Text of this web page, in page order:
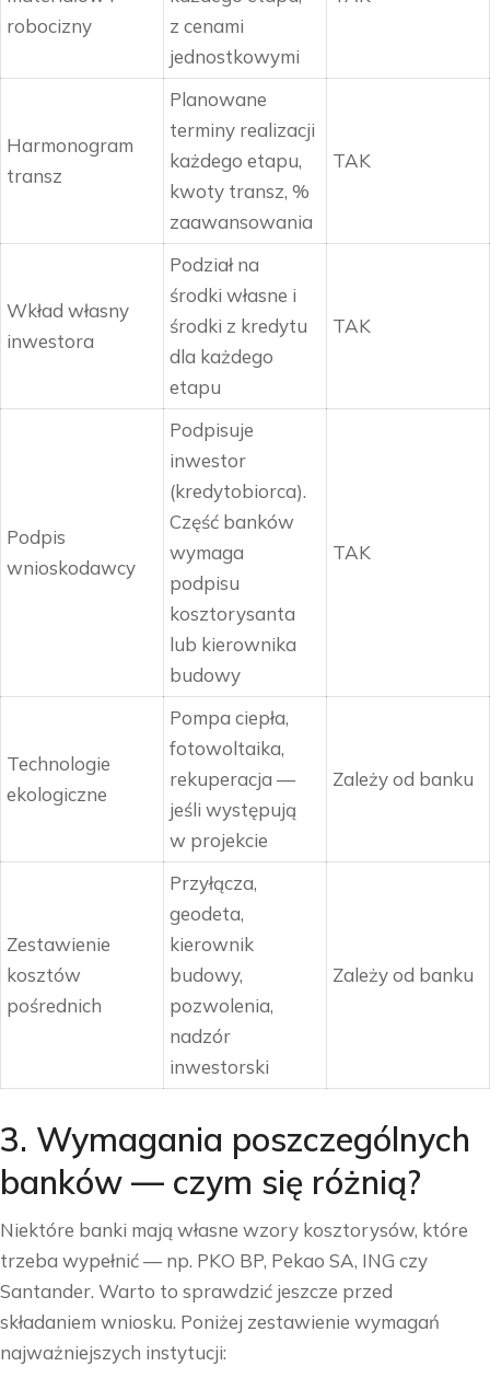
robocizny
z cenami
jednostkowymi
Harmonogram
transz
Planowane
terminy realizacji
każdego etapu,
kwoty transz, %
zaawansowania
TAK
Wkład własny
inwestora
Podział na
środki własne i
środki z kredytu
dla każdego
etapu
TAK
Podpis
wnioskodawcy
Podpisuje
inwestor
(kredytobiorca).
Część banków
wymaga
podpisu
kosztorysanta
lub kierownika
budowy
TAK
Technologie
ekologiczne
Pompa ciepła,
fotowoltaika,
rekuperacja —
jeśli występują
w projekcie
Zależy od banku
Zestawienie
kosztów
pośrednich
Przyłącza,
geodeta,
kierownik
budowy,
pozwolenia,
nadzór
inwestorski
Zależy od banku
3. Wymagania poszczególnych
banków — czym się różnią?
Niektóre banki mają własne wzory kosztorysów, które
trzeba wypełnić — np. PKO BP, Pekao SA, ING czy
Santander. Warto to sprawdzić jeszcze przed
składaniem wniosku. Poniżej zestawienie wymagań
najważniejszych instytucji: